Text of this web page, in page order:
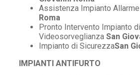
Assistenza Impianto Allarme
Roma
Pronto Intervento Impianto di
Videosorveglianza San
Impianto di SicurezzaSan
IMPIANTI ANTIFURTO